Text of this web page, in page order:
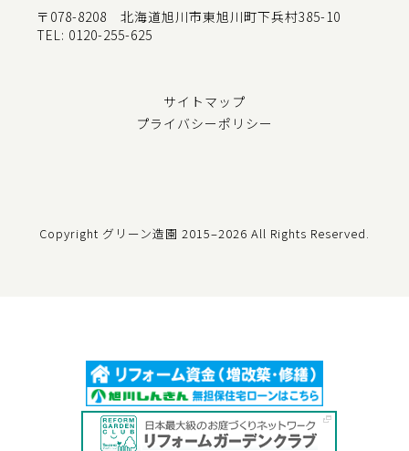
〒078-8208 北海道旭川市東旭川町下兵村385-10
TEL: 0120-255-625
サイトマップ
プライバシーポリシー
Copyright グリーン造園 2015–2026 All Rights Reserved.